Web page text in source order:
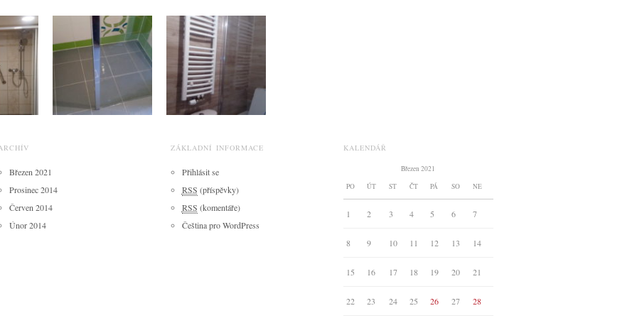
Březen 2021
Prosinec 2014
Červen 2014
Únor 2014
ZÁKLADNÍ INFORMACE
Přihlásit se
RSS (příspěvky)
RSS (komentáře)
Čeština pro WordPress
KALENDÁŘ
Březen 2021
PO
ÚT ST ČT PÁ SO NE
1 2 3 4 5 6 7
8 9 10 11 12 13 14
15 16 17 18 19 20 21
22 23 24 25 26 27 28